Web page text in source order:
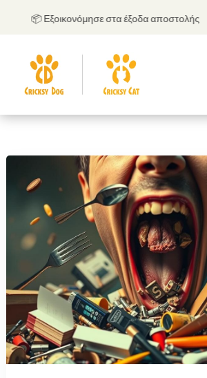
📦 Εξοικονόμησε στα έξοδα αποστολής